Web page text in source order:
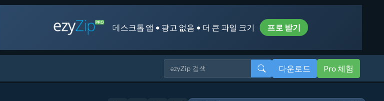
데스크톱 앱 • 광고 없음 • 더 큰 파일 크기 프로 받기
다운로드 Pro 체험